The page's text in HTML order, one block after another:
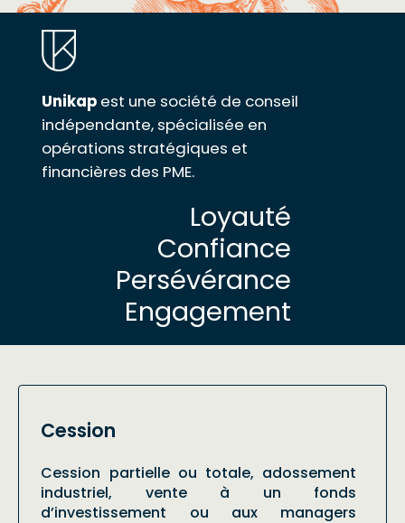
Unikap est une société de conseil
indépendante, spécialisée en
opérations stratégiques et
financières des PME.
Loyauté
Confiance
Persévérance
Engagement
Cession
Cession partielle ou totale, adossement
industriel, vente à un fonds
d’investissement ou aux managers